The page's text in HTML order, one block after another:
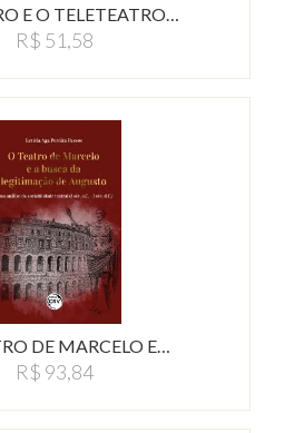
E O TELETEATRO…
R$ 51,58
DE MARCELO E…
R$ 93,84